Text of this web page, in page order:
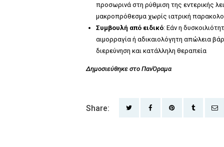
προσωρινά στη ρύθμιση της εντερικής
μακροπρόθεσμα χωρίς ιατρική
Συμβουλή από ειδικό: Εάν η
αιμορραγία ή αδικαιολόγητη απώλεια
διερεύνηση και κατάλληλη θεραπεία
Δημοσιεύθηκε στο ΠανΌραμα
Share: